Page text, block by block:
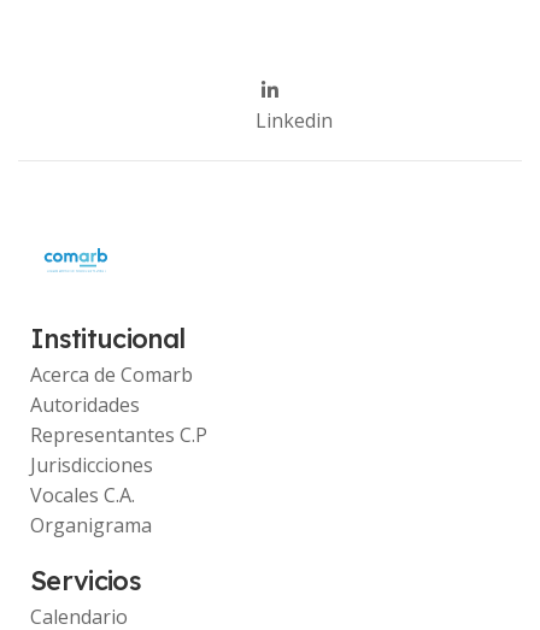
Linkedin
Institucional
Acerca de Comarb
Autoridades
Representantes C.P
Jurisdicciones
Vocales C.A.
Organigrama
Servicios
Calendario